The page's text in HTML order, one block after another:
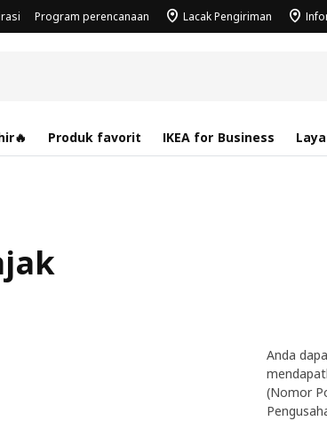
Program perencanaan Lacak Pengiriman
Produk favorit IKEA for Business
Anda
(Nomor